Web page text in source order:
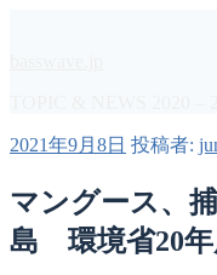
へ
キ
ッ
プ
投
日:
2021年9月8日 投稿者:
マングース、
島 環境省20年